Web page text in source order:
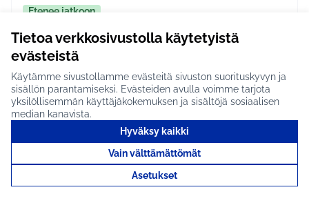
Tietoa verkkosivustolla käytetyistä
evästeistä
Käytämme sivustollamme evästeitä sivuston suorituskyvyn ja
sisällön parantamiseksi. Evästeiden avulla voimme tarjota
yksilöllisemmän käyttäjäkokemuksen ja sisältöjä sosiaalisen
median kanavista.
Hyväksy kaikki
Vain välttämättömät
Asetukset
Etenee jatkoon
Rajaa tulokset aihepiirin mukaan: Koko Tuusula
Koko Tuusula Rajaa tulokset teeman mukaan: Kulttuuri ja
Kulttuuri ja tapahtumat
Tutustu
Metsänhoitoretki
Ruotsinkylän
tutkimusmetsään #1809